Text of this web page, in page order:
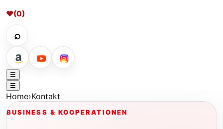
♥(0)
⌕
☰
☰
Home›Kontakt
BUSINESS & KOOPERATIONEN